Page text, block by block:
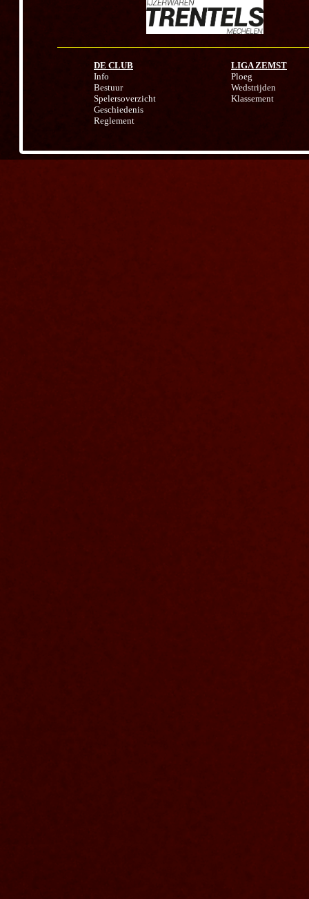
DE CLUB
Info
Bestuur
Spelersoverzicht
Geschiedenis
Reglement
LIGA ZEMST
Ploeg
Wedstrijden
Klassement